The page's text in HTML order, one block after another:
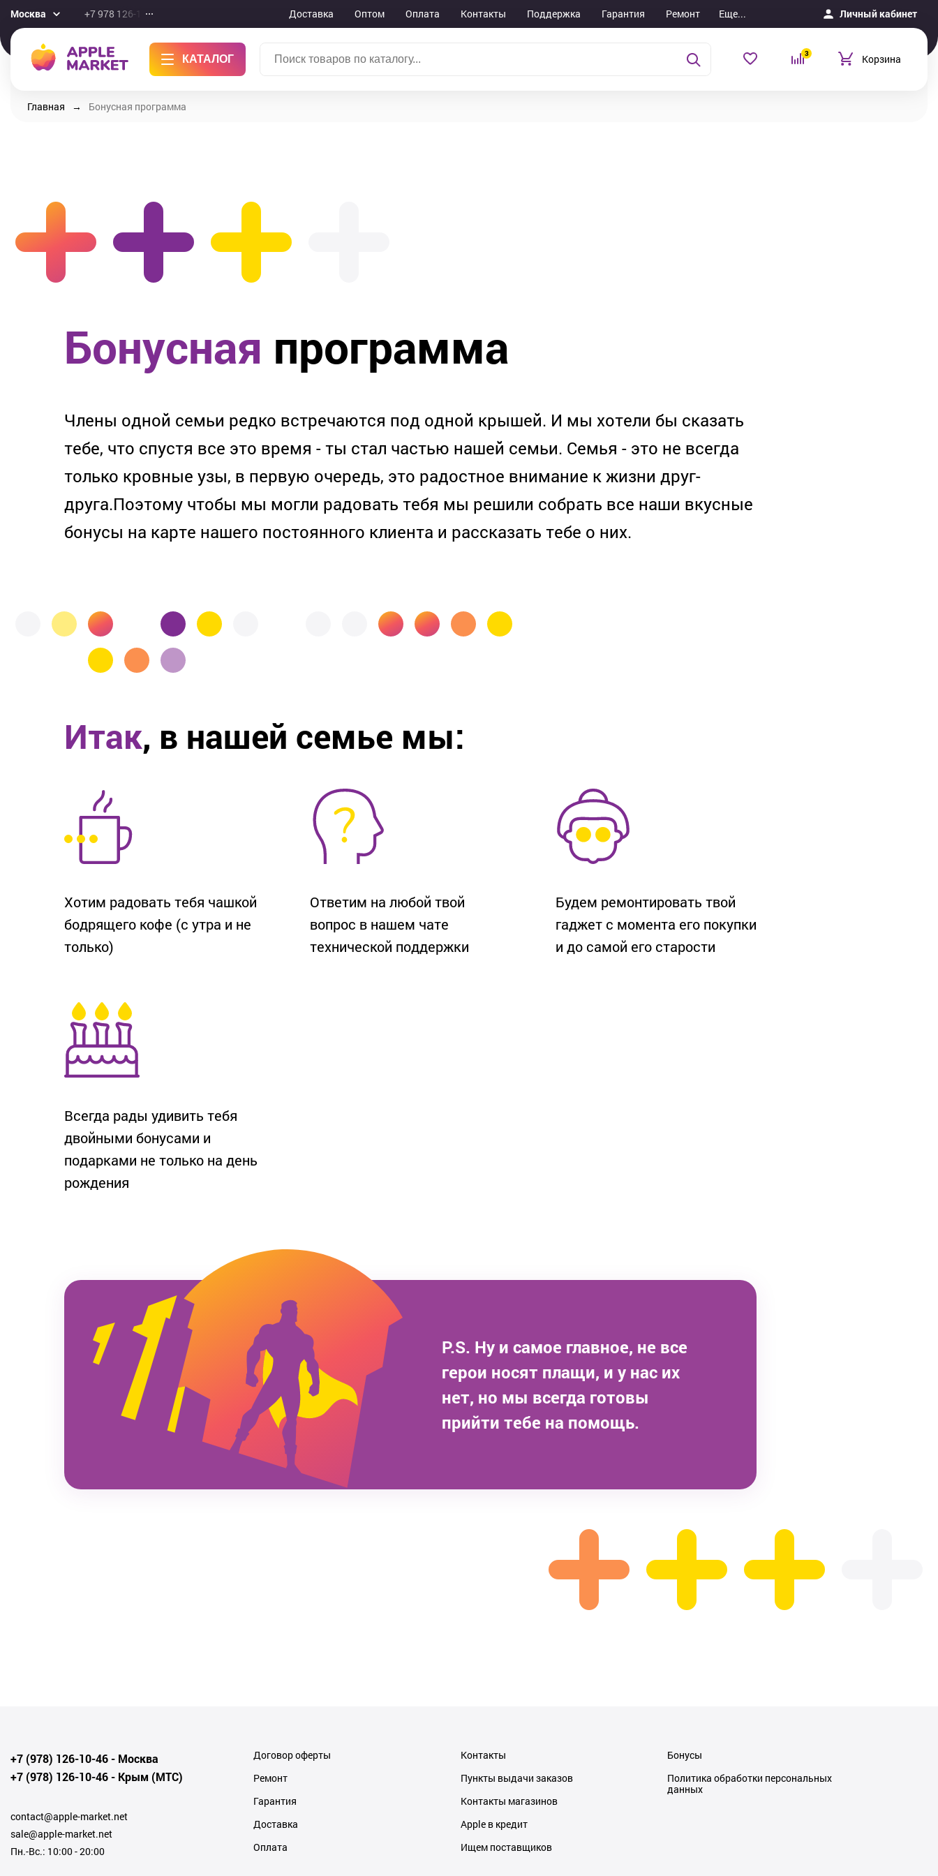
Москва +7 978 126-10-46 Доставка Оптом Оплата Контакты Поддержка Гарантия Ремонт Еще... Личный кабинет
КАТАЛОГ 3 Корзина
Главная Бонусная программа
Бонусная программа
Члены одной семьи редко встречаются под одной крышей. И мы хотели бы сказать
тебе, что спустя все это время - ты стал частью нашей семьи. Семья - это не всегда
только кровные узы, в первую очередь, это радостное внимание к жизни друг-
друга.Поэтому чтобы мы могли радовать тебя мы решили собрать все наши вкусные
бонусы на карте нашего постоянного клиента и рассказать тебе о них.
Итак, в нашей семье мы:
Хотим радовать тебя чашкой
бодрящего кофе (с утра и не
только)
Ответим на любой твой
вопрос в нашем чате
технической поддержки
Будем ремонтировать твой
гаджет с момента его покупки
и до самой его старости
Всегда рады удивить тебя
двойными бонусами и
подарками не только на день
рождения
P.S. Ну и самое главное, не все
герои носят плащи, и у нас их
нет, но мы всегда готовы
прийти тебе на помощь.
+7 (978) 126-10-46- Москва
+7 (978) 126-10-46- Крым (МТС)
contact@apple-market.net
sale@apple-market.net
Пн.-Вс.: 10:00 - 20:00
Договор оферты
Ремонт
Гарантия
Доставка
Оплата
Контакты
Пункты выдачи заказов
Контакты магазинов
Apple в кредит
Ищем поставщиков
Бонусы
Политика обработки персональных
данных